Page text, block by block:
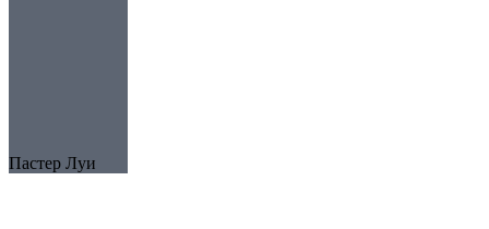
Пастер Луи